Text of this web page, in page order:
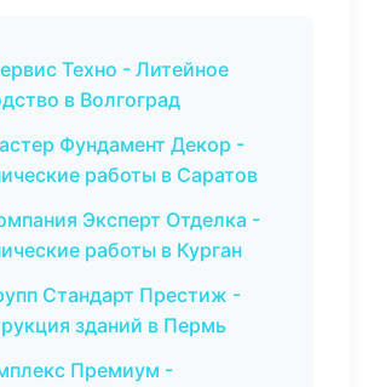
Техно - Литейное
в Волгоград
Фундамент Декор -
работы в Саратов
Эксперт Отделка -
работы в Курган
Стандарт Престиж -
зданий в Пермь
Премиум -